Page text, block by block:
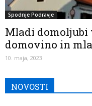
Spodnje Podravje
Mladi domoljubi
domovino in
10. maja, 2023
NOVOSTI